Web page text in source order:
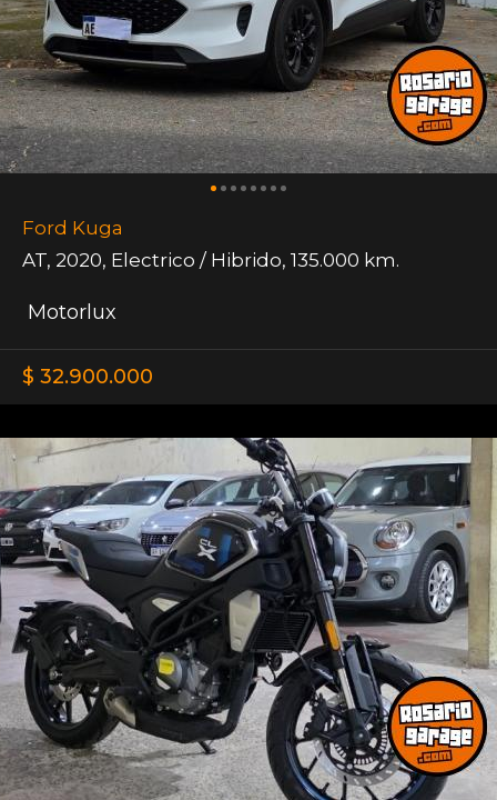
Ford Kuga
AT, 2020, Electrico / Hibrido, 135.000 km.
Motorlux
$ 32.900.000